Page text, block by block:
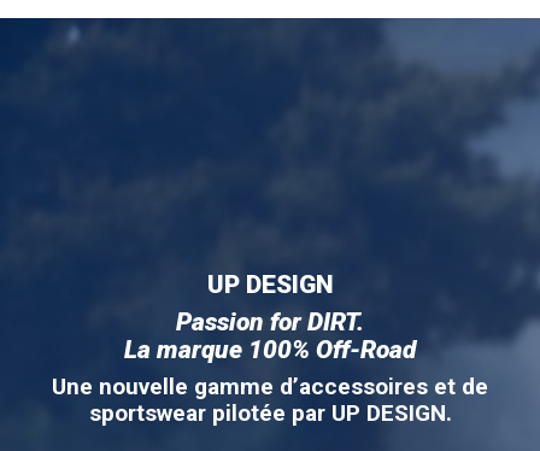
UP DESIGN
Passion for DIRT.
La marque 100% Off-Road
Une nouvelle gamme d’accessoires et de
sportswear pilotée par UP DESIGN.